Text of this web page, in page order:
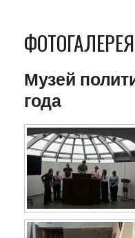
ФОТОГАЛЕРЕЯ
Музей
года